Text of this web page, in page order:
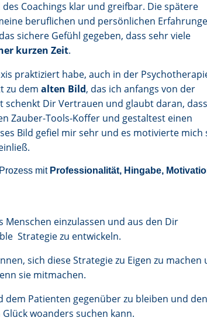
Coachings klar und greifbar. Die spätere
beruflichen und persönlichen
sichere Gefühl gegeben, dass sehr viele
kurzen Zeit.
praktiziert habe, auch in der
zu demalten Bild, das ich anfangs von der
schenkt Dir Vertrauen und glaubt daran,
Zauber-Tools-Koffer und gestaltest einen
Bild gefiel mir sehr und es motivierte mich
mit Professionalität, Hingabe,
Menschen einzulassen und aus den Dir
Strategie zu entwickeln.
sich diese Strategie zu Eigen zu machen
sie mitmachen.
Patienten gegenüber zu bleiben und den
woanders suchen kann.